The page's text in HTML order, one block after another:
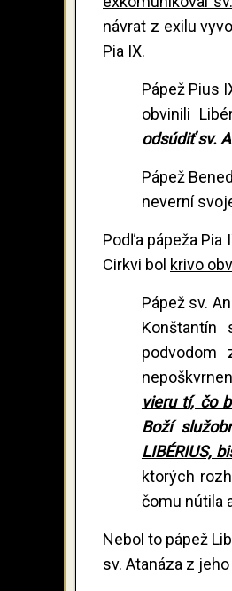
návrat z exilu
Pia IX.
Pápež Pius
obvinili
odsúdiť sv.
Pápež
neverní
Podľa pápeža Pia
Cirkvi bol krivo
Pápež sv.
Konštantín
podvodom
vieru tí, čo
Boží
LIBÉRIUS,
ktorých
čomu nútila
Nebol to pápež
sv. Atanáza z